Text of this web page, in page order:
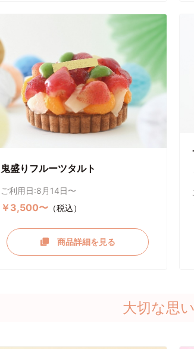
鬼盛りフルーツタルト
ご利用日:8月14日〜
￥3,500〜 （税込）
商品詳細を見る
大切な思